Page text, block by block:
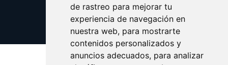
de rastreo para mejorar tu
experiencia de navegación en
nuestra web, para mostrarte
contenidos personalizados y
anuncios adecuados, para analizar
Update cookies preferences
Copyright © 2025 circulos.es